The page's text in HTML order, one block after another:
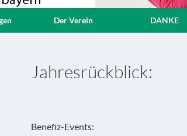
Der Verein DANKE
Jahresrückblick:
Benefiz-Events: